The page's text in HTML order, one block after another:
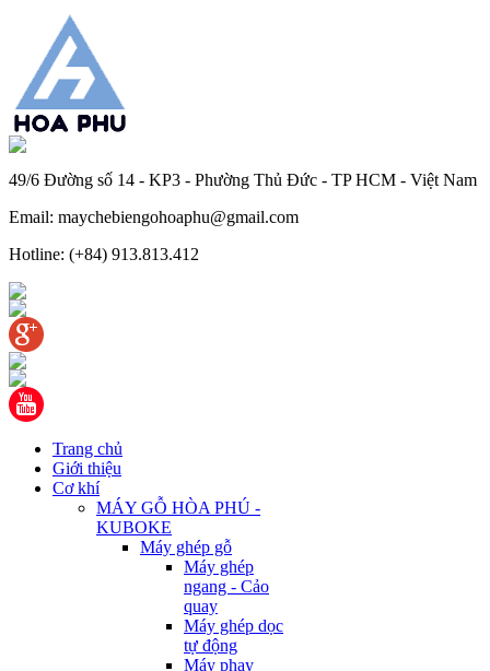
49/6 Đường số 14 - KP3 - Phường Thủ Đức - TP HCM - Việt Nam
Email: maychebiengohoaphu@gmail.com
Hotline: (+84) 913.813.412
Trang chủ
Giới thiệu
Cơ khí
MÁY GỖ HÒA PHÚ -
KUBOKE
Máy ghép gỗ
Máy ghép
ngang - Cảo
quay
Máy ghép dọc
tự động
Máy phay